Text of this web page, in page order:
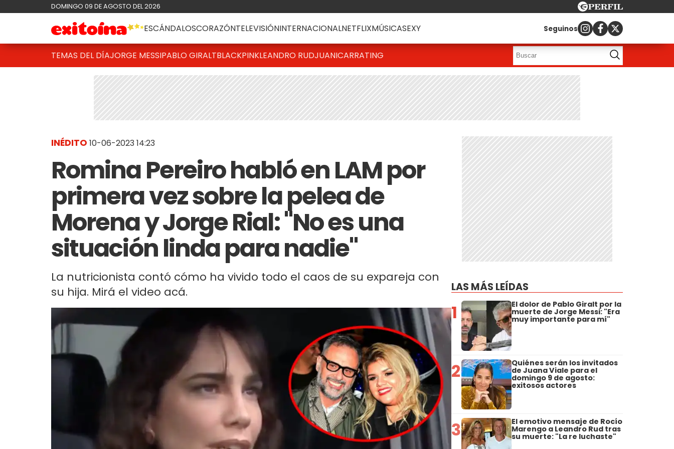
DOMINGO 09 DE AGOSTO DEL 2026
ESCÁNDALOSCORAZÓNTELEVISIÓNINTERNACIONALNETFLIXMÚSICASEXY Seguinos
TEMAS DEL DÍAJORGE MESSIPABLO GIRALTBLACKPINKLEANDRO RUDJUANICARRATING
INÉDITO 10-06-2023 14:23
Romina Pereiro habló en LAM por
primera vez sobre la pelea de
Morena y Jorge Rial: "No es una
situación linda para nadie"
La nutricionista contó cómo ha vivido todo el caos de su expareja con
su hija. Mirá el video acá.
LAS MÁS LEÍDAS
1 El dolor de Pablo Giralt por la
muerte de Jorge Messi: "Era
muy importante para mí"
2 Quiénes serán los invitados
de Juana Viale para el
domingo 9 de agosto:
exitosos actores
3 El emotivo mensaje de Rocío
Marengo a Leandro Rud tras
su muerte: "La re luchaste"